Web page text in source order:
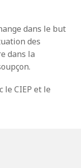
dans le but
des
dans la
le CIEP et le